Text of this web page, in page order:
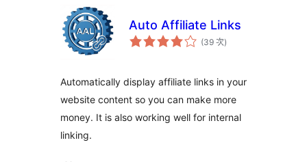
Auto Affiliate Links
(39 次評
分)
Automatically display affiliate links in your
website content so you can make more
money. It is also working well for internal
linking.